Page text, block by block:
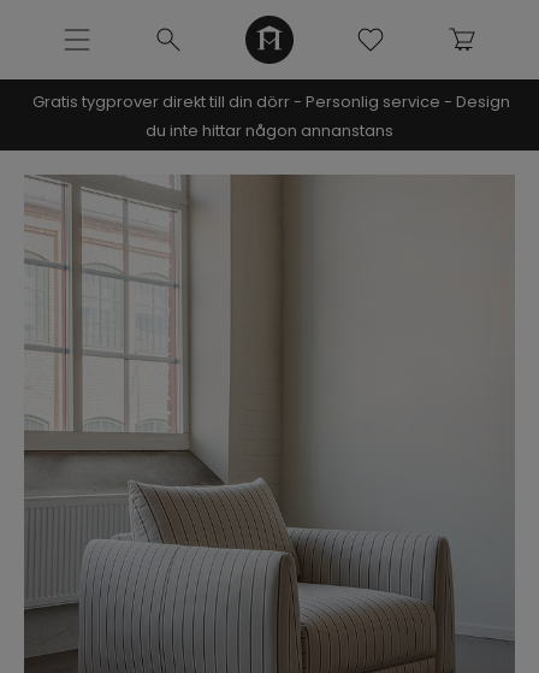
NOOMI x KRISTIN
SOFFOR
MÖBLER
URBAN COLLECTION
NÒRE COLLECTION
ARCHIVE SALE
PROFFESIONAL B2B
ENG SWE
Gratis tygprover direkt till din dörr - Personlig service - Design
du inte hittar någon annanstans